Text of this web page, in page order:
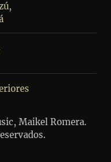
Maikel Romera.